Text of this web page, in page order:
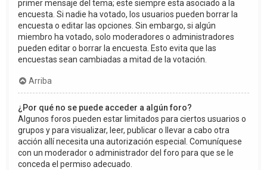
primer mensaje del tema; este siempre esta asociado a la
encuesta. Si nadie ha votado, los usuarios pueden borrar la
encuesta o editar las opciones. Sin embargo, si algún
miembro ha votado, solo moderadores o administradores
pueden editar o borrar la encuesta. Esto evita que las
encuestas sean cambiadas a mitad de la votación.
Arriba
¿Por qué no se puede acceder a algún foro?
Algunos foros pueden estar limitados para ciertos usuarios o
grupos y para visualizar, leer, publicar o llevar a cabo otra
acción allí necesita una autorización especial. Comuníquese
con un moderador o administrador del foro para que se le
conceda el permiso adecuado.